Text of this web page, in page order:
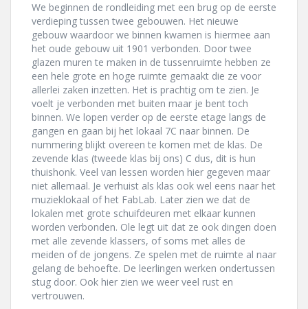
We beginnen de rondleiding met een brug op de eerste
verdieping tussen twee gebouwen. Het nieuwe
gebouw waardoor we binnen kwamen is hiermee aan
het oude gebouw uit 1901 verbonden. Door twee
glazen muren te maken in de tussenruimte hebben ze
een hele grote en hoge ruimte gemaakt die ze voor
allerlei zaken inzetten. Het is prachtig om te zien. Je
voelt je verbonden met buiten maar je bent toch
binnen. We lopen verder op de eerste etage langs de
gangen en gaan bij het lokaal 7C naar binnen. De
nummering blijkt overeen te komen met de klas. De
zevende klas (tweede klas bij ons) C dus, dit is hun
thuishonk. Veel van lessen worden hier gegeven maar
niet allemaal. Je verhuist als klas ook wel eens naar het
muzieklokaal of het FabLab. Later zien we dat de
lokalen met grote schuifdeuren met elkaar kunnen
worden verbonden. Ole legt uit dat ze ook dingen doen
met alle zevende klassers, of soms met alles de
meiden of de jongens. Ze spelen met de ruimte al naar
gelang de behoefte. De leerlingen werken ondertussen
stug door. Ook hier zien we weer veel rust en
vertrouwen.